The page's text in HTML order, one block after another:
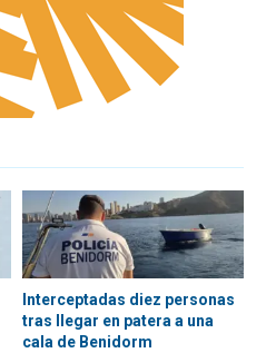
Interceptadas diez personas
tras llegar en patera a una
cala de Benidorm